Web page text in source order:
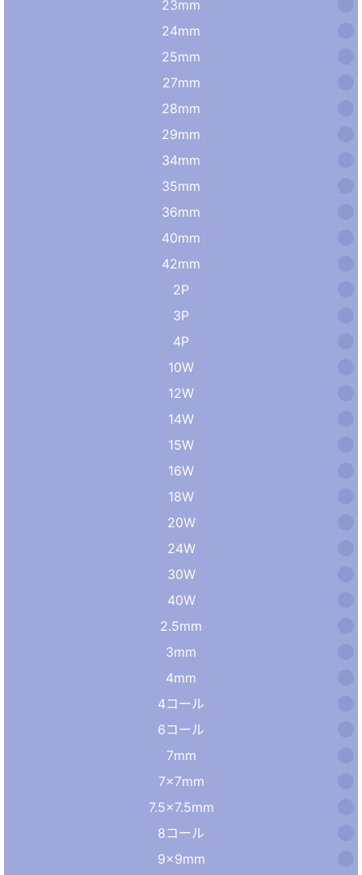
23mm
24mm
25mm
27mm
28mm
29mm
34mm
35mm
36mm
40mm
42mm
2P
3P
4P
10W
12W
14W
15W
16W
18W
20W
24W
30W
40W
2.5mm
3mm
4mm
4コール
6コール
7mm
7×7mm
7.5×7.5mm
8コール
9×9mm